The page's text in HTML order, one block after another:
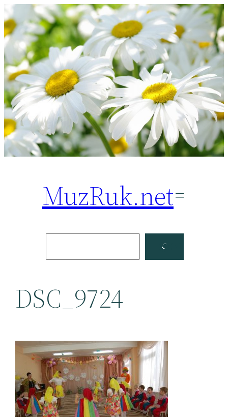
Перейти
к
содержимому
MuzRuk.net
Facebook
DSC_9724